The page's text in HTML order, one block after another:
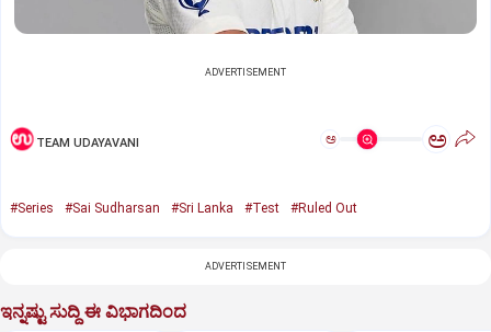
ADVERTISEMENT
TEAM UDAYAVANI ಅ ಅ
#Series #Sai Sudharsan #Sri Lanka #Test #Ruled Out
ADVERTISEMENT
ಇನ್ನಷ್ಟು ಸುದ್ದಿ ಈ ವಿಭಾಗದಿಂದ